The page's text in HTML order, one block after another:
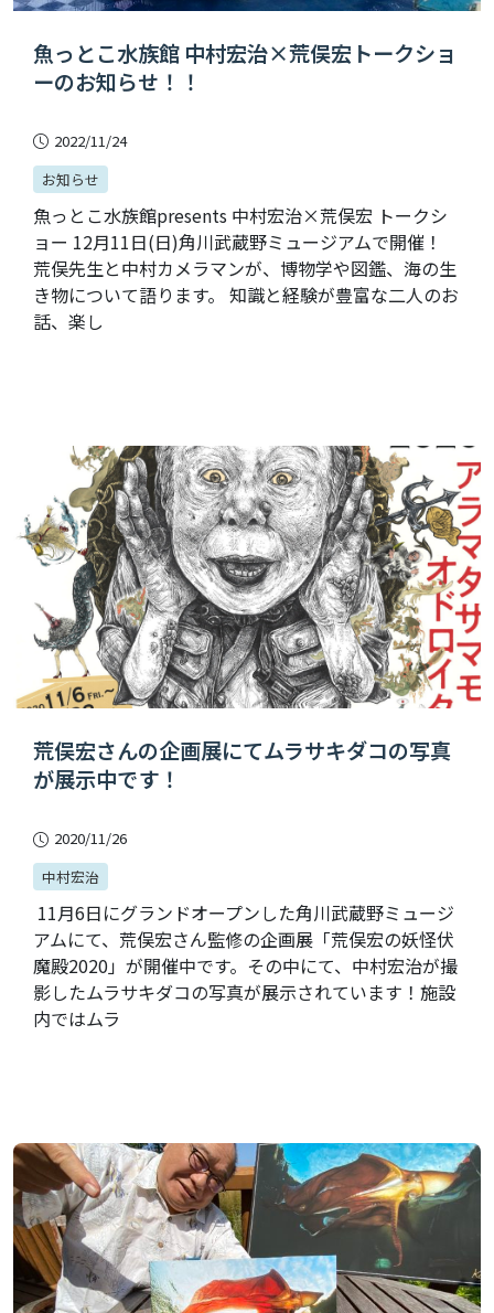
魚っとこ水族館 中村宏治×荒俣宏トークショ
ーのお知らせ！！
2022/11/24
お知らせ
魚っとこ水族館presents 中村宏治×荒俣宏 トークシ
ョー 12月11日(日)角川武蔵野ミュージアムで開催！
荒俣先生と中村カメラマンが、博物学や図鑑、海の生
き物について語ります。 知識と経験が豊富な二人のお
話、楽し
荒俣宏さんの企画展にてムラサキダコの写真
が展示中です！
2020/11/26
中村宏治
11月6日にグランドオープンした角川武蔵野ミュージ
アムにて、荒俣宏さん監修の企画展「荒俣宏の妖怪伏
魔殿2020」が開催中です。その中にて、中村宏治が撮
影したムラサキダコの写真が展示されています！施設
内ではムラ